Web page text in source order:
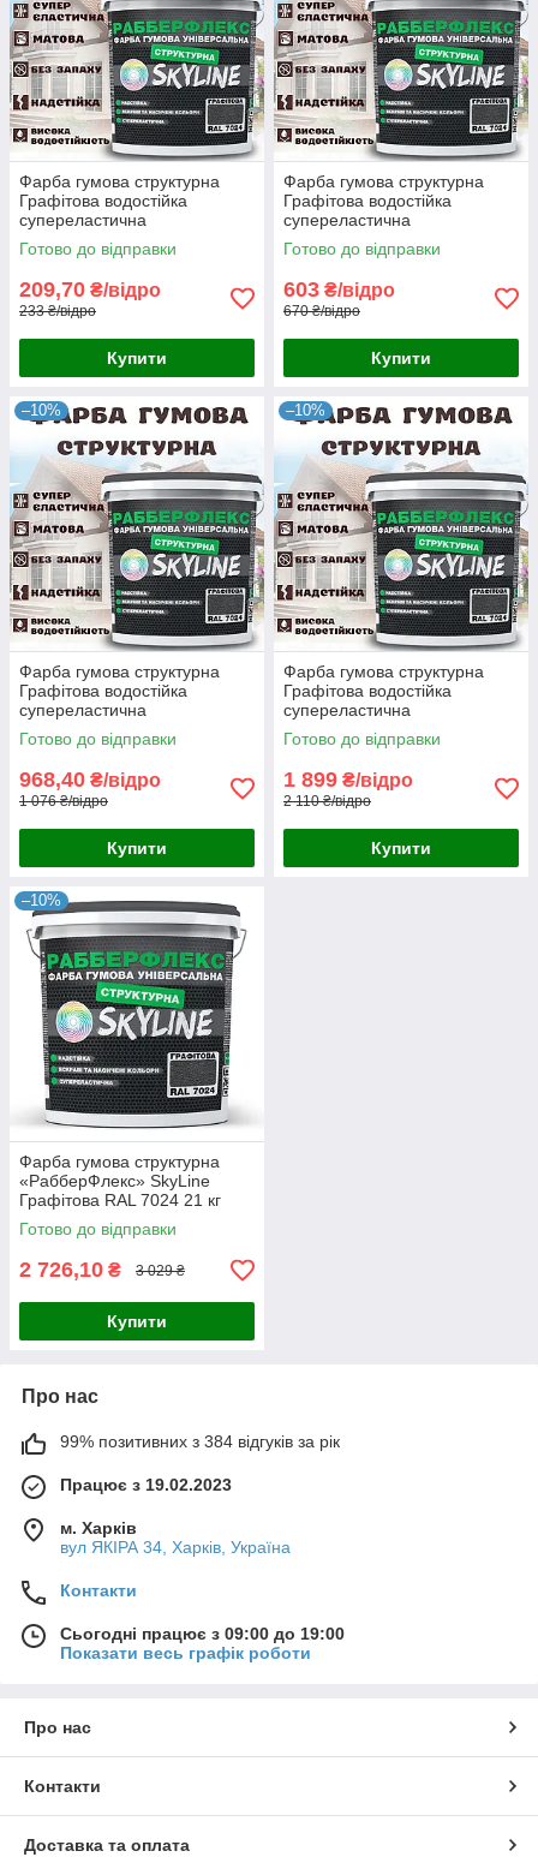
Фарба гумова структурна
Графітова водостійка
супереластична
універсальна емаль
«РабберФлекс» SkyLine для
зовнішніх робіт 1.4 кг
Готово до відправки
209,70 ₴/відро
233 ₴/відро
Купити
Фарба гумова структурна
Графітова водостійка
супереластична
універсальна емаль
«РабберФлекс» SkyLine для
зовнішніх робіт 4.2 кг
Готово до відправки
603 ₴/відро
670 ₴/відро
Купити
–10%
Фарба гумова структурна
Графітова водостійка
супереластична
універсальна емаль
«РабберФлекс» SkyLine для
зовнішніх робіт 7 кг
Готово до відправки
968,40 ₴/відро
1 076 ₴/відро
Купити
–10%
Фарба гумова структурна
Графітова водостійка
супереластична
універсальна емаль
«РабберФлекс» SkyLine для
зовнішніх робіт 14 кг
Готово до відправки
1 899 ₴/відро
2 110 ₴/відро
Купити
–10%
Фарба гумова структурна
«РабберФлекс» SkyLine
Графітова RAL 7024 21 кг
Готово до відправки
2 726,10 ₴ 3 029 ₴
Купити
Про нас
99% позитивних з 384 відгуків за рік
Працює з 19.02.2023
м. Харків
вул ЯКІРА 34, Харків, Україна
Контакти
Сьогодні працює з 09:00 до 19:00
Показати весь графік роботи
Про нас
Контакти
Доставка та оплата